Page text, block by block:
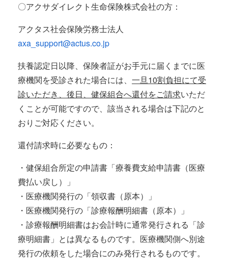
〇アクサダイレクト生命保険株式会社の方：
アクタス社会保険労務士法人
axa_support@actus.co.jp
扶養認定日以降、保険者証がお手元に届くまでに医
療機関を受診された場合には、 一旦10割負担にて受
診いただき、後日、健保組合へ還付をご請求いただ
くことが可能ですので、該当される場合は下記のと
おりご対応ください。
還付請求時に必要なもの：
・健保組合所定の申請書「療養費支給申請書（医療
費払い戻し）」
・医療機関発行の「領収書（原本）」
・医療機関発行の「診療報酬明細書（原本）」
・診療報酬明細書はお会計時に通常発行される「診
療明細書」とは異なるものです。医療機関側へ別途
発行の依頼をした場合にのみ発行されるものです。